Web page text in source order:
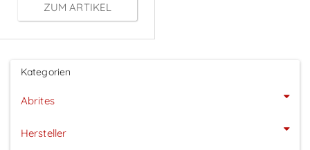
ZUM ARTIKEL
Kategorien
Abrites
Hersteller